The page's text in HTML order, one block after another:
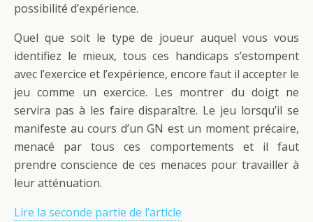
possibilité d’expérience.
Quel que soit le type de joueur auquel vous vous
identifiez le mieux, tous ces handicaps s’estompent
avec l’exercice et l’expérience, encore faut il accepter le
jeu comme un exercice. Les montrer du doigt ne
servira pas à les faire disparaître. Le jeu lorsqu’il se
manifeste au cours d’un GN est un moment précaire,
menacé par tous ces comportements et il faut
prendre conscience de ces menaces pour travailler à
leur atténuation.
Lire la seconde partie de l’article